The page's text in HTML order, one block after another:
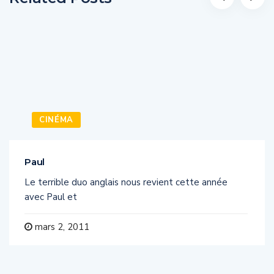
CINÉMA
Paul
Le terrible duo anglais nous revient cette année
avec Paul et
mars 2, 2011